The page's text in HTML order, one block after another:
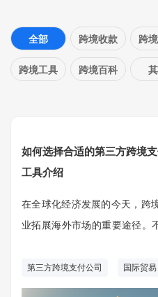
全部 跨境收款 跨
跨境工具 跨境百科
如何选择合适的第三方跨境
工具介绍
在全球化经济发展的今天，跨
业拓展海外市场的重要途径。
跨境支付公司对保证交易的顺
金流动效率和提升客户体验都
第三方跨境支付公司 国际贸易